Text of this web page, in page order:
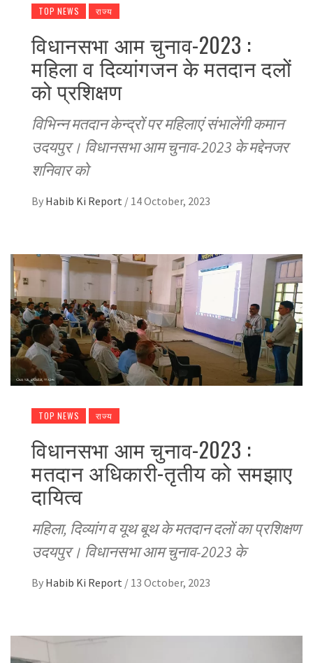
TOP NEWS राज्य
विधानसभा आम चुनाव-2023 :
महिला व दिव्यांगजन के मतदान दलों
को प्रशिक्षण
विभिन्न मतदान केन्द्रों पर महिलाएं संभालेंगी कमान
उदयपुर। विधानसभा आम चुनाव-2023 के मद्देनजर
शनिवार को
By Habib Ki Report / 14 October, 2023
TOP NEWS राज्य
विधानसभा आम चुनाव-2023 :
मतदान अधिकारी-तृतीय को समझाए
दायित्व
महिला, दिव्यांग व यूथ बूथ के मतदान दलों का प्रशिक्षण
उदयपुर। विधानसभा आम चुनाव-2023 के
By Habib Ki Report / 13 October, 2023